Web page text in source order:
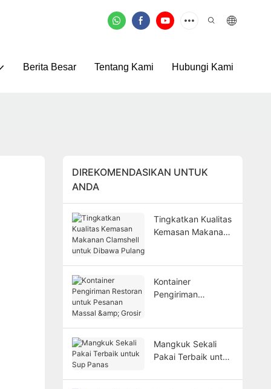
Berita Besar Tentang Kami Hubungi Kami
DIREKOMENDASIKAN UNTUK
ANDA
Tingkatkan Kualitas
Kemasan Makanan
Kontainer
Pengiriman
Mangkuk Sekali
Pakai Terbaik untuk